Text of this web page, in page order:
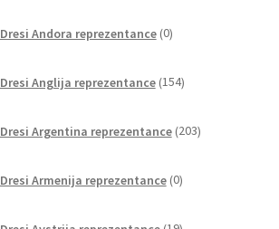
Dresi Andora reprezentance 0izdelkov
Dresi Anglija reprezentance 154izdelkov
Dresi Argentina reprezentance 203izdelki
Dresi Armenija reprezentance 0izdelkov